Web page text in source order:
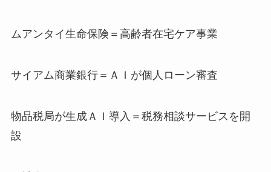
ムアンタイ生命保険＝高齢者在宅ケア事業
サイアム商業銀行＝ＡＩが個人ローン審査
物品税局が生成ＡＩ導入＝税務相談サービスを開
設